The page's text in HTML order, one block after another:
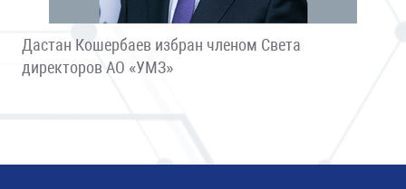
Дастан Кошербаев избран членом Света
директоров АО «УМЗ»